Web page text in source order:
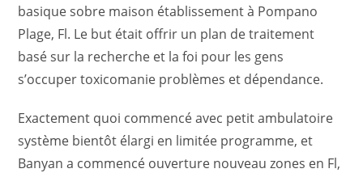
basique sobre maison établissement à Pompano
Plage, Fl. Le but était offrir un plan de traitement
basé sur la recherche et la foi pour les gens
s’occuper toxicomanie problèmes et dépendance.
Exactement quoi commencé avec petit ambulatoire
système bientôt élargi en limitée programme, et
Banyan a commencé ouverture nouveau zones en Fl,